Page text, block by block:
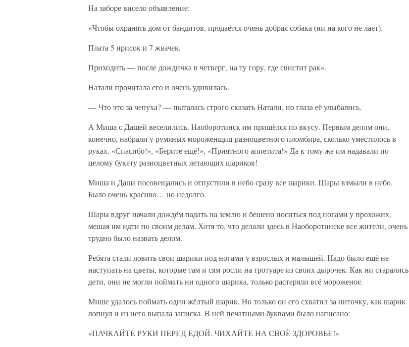
На заборе висело объявление:
«Чтобы охранять дом от бандитов, продаётся очень добрая собака (ни на кого не лает).
Плата 5 ирисок и 7 жвачек.
Приходить — после дождичка в четверг, на ту гору, где свистит рак».
Натали прочитала его и очень удивилась.
— Что это за чепуха? — пыталась строго сказать Натали, но глаза её улыбались.
А Миша с Дашей веселились. Наоборотинск им пришёлся по вкусу. Первым делом они,
конечно, набрали у румяных мороженщиц разноцветного пломбира, сколько уместилось в
руках. «Спасибо!», «Берите ещё!», «Приятного аппетита!» Да к тому же им надавали по
целому букету разноцветных летающих шариков!
Миша и Даша посовещались и отпустили в небо сразу все шарики. Шары взмыли в небо.
Было очень красиво… но недолго.
Шары вдруг начали дождём падать на землю и бешено носиться под ногами у прохожих,
мешая им идти по своим делам. Хотя то, что делали здесь в Наоборотинске все жители, очень
трудно было назвать делом.
Ребята стали ловить свои шарики под ногами у взрослых и малышей. Надо было ещё не
наступать на цветы, которые там и сям росли на тротуаре из своих дырочек. Как ни старались
дети, они не могли поймать ни одного шарика, только растеряли всё мороженое.
Мише удалось поймать один жёлтый шарик. Но только он его схватил за ниточку, как шарик
лопнул и из него выпала записка. В ней печатными буквами было написано:
«ПАЧКАЙТЕ РУКИ ПЕРЕД ЕДОЙ. ЧИХАЙТЕ НА СВОЁ ЗДОРОВЬЕ!»